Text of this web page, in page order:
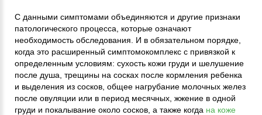
С данными симптомами объединяются и другие признаки
патологического процесса, которые означают
необходимость обследования. И в обязательном порядке,
когда это расширенный симптомокомплекс с привязкой к
определенным условиям: сухость кожи груди и шелушение
после душа, трещины на сосках после кормления ребенка
и выделения из сосков, общее нагрубание молочных желез
после овуляции или в период месячных, жжение в одной
груди и покалывание около сосков, а также когда на коже